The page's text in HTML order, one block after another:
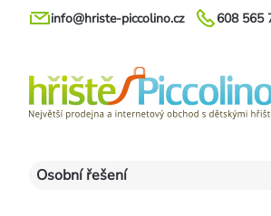
Přejít
608 565
info@hriste-piccolino.cz
Osobní řešení